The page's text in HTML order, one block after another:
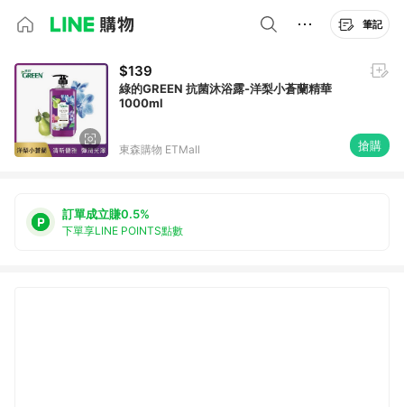
筆記
$139
綠的GREEN 抗菌沐浴露-洋梨小蒼蘭精華
1000ml
東森購物 ETMall 搶購
訂單成立賺0.5%
下單享LINE POINTS點數